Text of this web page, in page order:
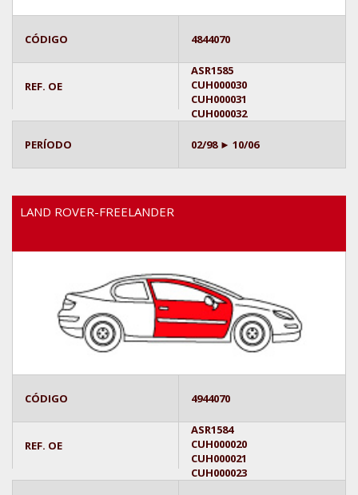
CÓDIGO 4844070
REF. OE
ASR1585
CUH000030
CUH000031
CUH000032
PERÍODO 02/98 ► 10/06
LAND ROVER-FREELANDER
CÓDIGO 4944070
REF. OE
ASR1584
CUH000020
CUH000021
CUH000023